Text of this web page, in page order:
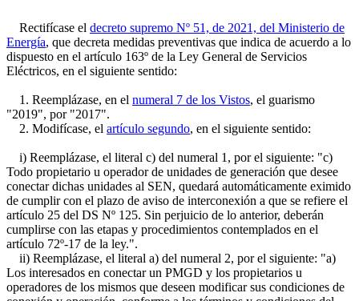
Rectifícase el decreto supremo Nº 51, de 2021, del Ministerio de
Energía, que decreta medidas preventivas que indica de acuerdo a lo
dispuesto en el artículo 163º de la Ley General de Servicios
Eléctricos, en el siguiente sentido:
1. Reemplázase, en el numeral 7 de los Vistos, el guarismo
"2019", por "2017".
2. Modifícase, el artículo segundo, en el siguiente sentido:
i) Reemplázase, el literal c) del numeral 1, por el siguiente: "c)
Todo propietario u operador de unidades de generación que desee
conectar dichas unidades al SEN, quedará automáticamente eximido
de cumplir con el plazo de aviso de interconexión a que se refiere el
artículo 25 del DS Nº 125. Sin perjuicio de lo anterior, deberán
cumplirse con las etapas y procedimientos contemplados en el
artículo 72º-17 de la ley.".
ii) Reemplázase, el literal a) del numeral 2, por el siguiente: "a)
Los interesados en conectar un PMGD y los propietarios u
operadores de los mismos que deseen modificar sus condiciones de